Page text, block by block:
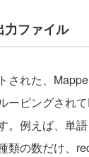
ファイル
された、
ーピングされ
。例えば、単
類の数だけ、